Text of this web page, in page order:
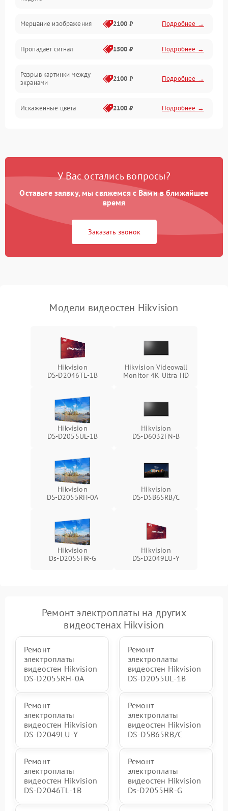
Мерцание изображения 2100 ₽ Подробнее →
Пропадает сигнал 1500 ₽ Подробнее →
Разрыв картинки между
экранами
2100 ₽ Подробнее →
Искажённые цвета 2100 ₽ Подробнее →
Артефакты изображения 2100 ₽ Подробнее →
У Вас остались вопросы?
Оставьте заявку, мы свяжемся с Вами в ближайшее
время
Заказать звонок
Модели видеостен Hikvision
Hikvision
DS‑D2046TL‑1B
Hikvision Videowall
Monitor 4K Ultra HD
Hikvision
DS‑D2055UL‑1B
Hikvision
DS‑D6032FN‑B
Hikvision
DS‑D2055RH‑0A
Hikvision
DS‑D5B65RB/C
Hikvision
Ds‑D2055HR‑G
Hikvision
DS‑D2049LU‑Y
Ремонт электроплаты на других
видеостенах Hikvision
Ремонт
электроплаты
видеостен Hikvision
DS‑D2055RH‑0A
Ремонт
электроплаты
видеостен Hikvision
DS‑D2055UL‑1B
Ремонт
электроплаты
видеостен Hikvision
DS‑D2049LU‑Y
Ремонт
электроплаты
видеостен Hikvision
DS‑D5B65RB/C
Ремонт
электроплаты
видеостен Hikvision
DS‑D2046TL‑1B
Ремонт
электроплаты
видеостен Hikvision
Ds‑D2055HR‑G